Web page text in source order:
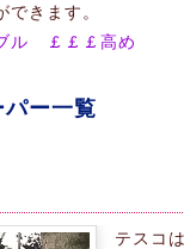
きます。
ル ￡￡￡高め
ー一覧
テスコ